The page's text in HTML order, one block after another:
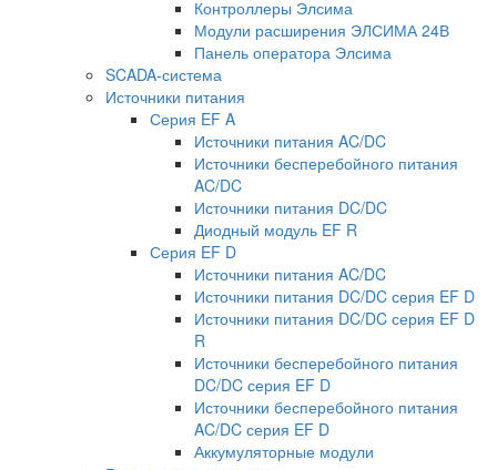
Контроллеры Элсима
Модули расширения ЭЛСИМА 24В
Панель оператора Элсима
SCADA-система
Источники питания
Серия EF A
Источники питания AC/DC
Источники бесперебойного питания
AC/DC
Источники питания DC/DC
Диодный модуль EF R
Серия EF D
Источники питания AC/DC
Источники питания DC/DC серия EF D
Источники питания DC/DC серия EF D
R
Источники бесперебойного питания
DC/DC серия EF D
Источники бесперебойного питания
AC/DC серия EF D
Аккумуляторные модули